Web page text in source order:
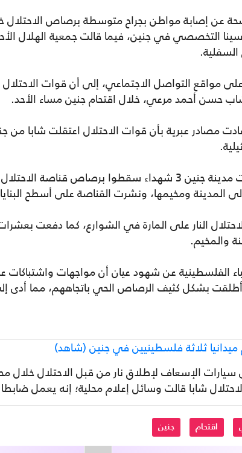
عن إصابة مواطن بجراح متوسطة برصاص الاحتلال
مواقع التواصل الاجتماعي، إلى أن قوات
حسن أحمد مرعي، خلال اقتحام جنين مساء الأحد.
مصادر عبرية بأن قوات الاحتلال اعتقلت شابا من
والخميس، شيّعت مدينة جنين 3 شهداء سقطوا برصاص
المدينة ومخيمها، ونشرت القناصة على أسطح
النار على المارة في الشوارع، كما دفعت
والمخيم.
الفلسطينية عن شهود عيان أن مواجهات
أطلقت بشكل كثيف الرصاص الحي باتجاههم، مما أدى
ميدانيا ثلاثة فلسطينيين في جنين (شاهد)
الإسعاف لإطلاق نار من قبل الاحتلال خلال
شابا قالت وسائل إعلام محلية؛ إنه يعمل
اقتحام جنين